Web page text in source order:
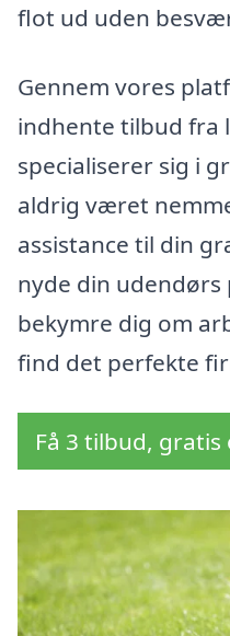
flot ud uden
Gennem vores
indhente tilbud fra
specialiserer sig i
aldrig været
assistance til din
nyde din udendørs
bekymre dig om
find det perfekte
Få 3 tilbud,